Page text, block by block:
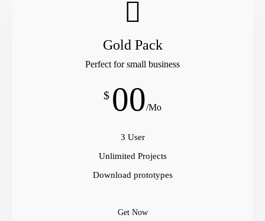
Gold Pack
Perfect for small business
$ 00/Mo
3 User
Unlimited Projects
Download prototypes
Get Now